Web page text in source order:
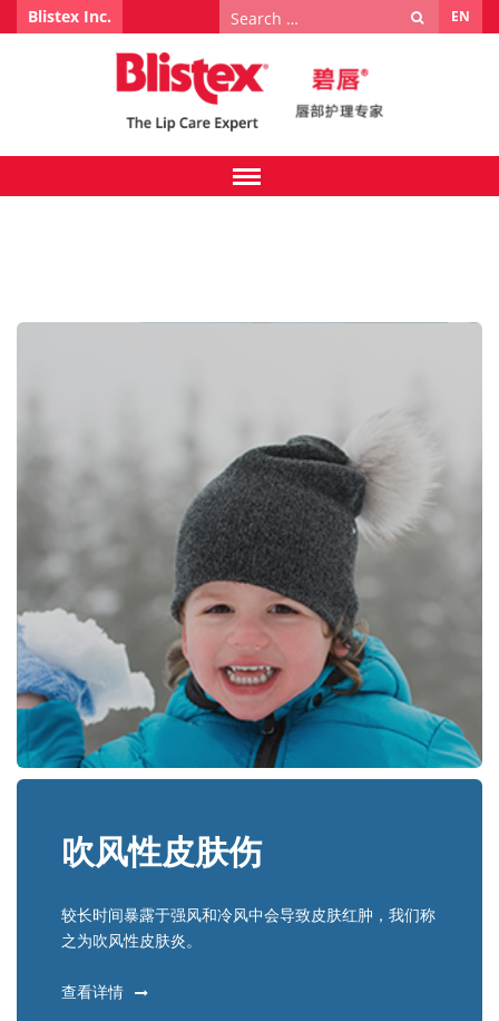
Blistex Inc. EN
Search
for:
吹风性皮肤伤
较长时间暴露于强风和冷风中会导致皮肤红肿，我们称
之为吹风性皮肤炎。
查看详情